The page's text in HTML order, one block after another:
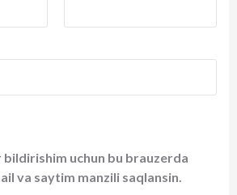
uchun bu brauzerda
va saytim manzili saqlansin.